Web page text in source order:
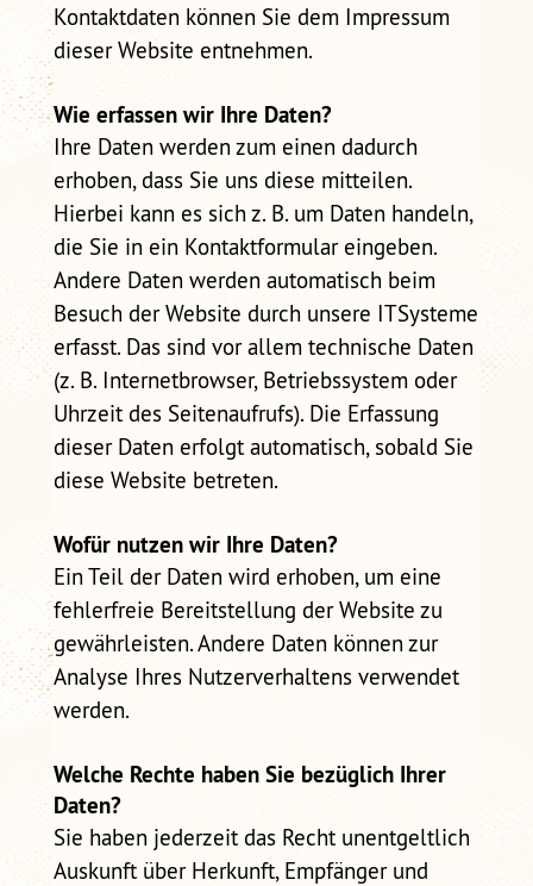
Kontaktdaten können Sie dem Impressum
dieser Website entnehmen.
Wie erfassen wir Ihre Daten?
Ihre Daten werden zum einen dadurch
erhoben, dass Sie uns diese mitteilen.
Hierbei kann es sich z. B. um Daten handeln,
die Sie in ein Kontaktformular eingeben.
Andere Daten werden automatisch beim
Besuch der Website durch unsere ITSysteme
erfasst. Das sind vor allem technische Daten
(z. B. Internetbrowser, Betriebssystem oder
Uhrzeit des Seitenaufrufs). Die Erfassung
dieser Daten erfolgt automatisch, sobald Sie
diese Website betreten.
Wofür nutzen wir Ihre Daten?
Ein Teil der Daten wird erhoben, um eine
fehlerfreie Bereitstellung der Website zu
gewährleisten. Andere Daten können zur
Analyse Ihres Nutzerverhaltens verwendet
werden.
Welche Rechte haben Sie bezüglich Ihrer
Daten?
Sie haben jederzeit das Recht unentgeltlich
Auskunft über Herkunft, Empfänger und